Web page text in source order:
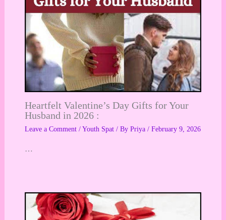
Heartfelt Valentine’s Day Gifts for Your
Husband in 2026 :
Leave a Comment / Youth Spat/ By Priya / February 9, 2026
…